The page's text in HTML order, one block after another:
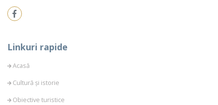
Linkuri rapide
Acasă
Cultură și istorie
Obiective turistice